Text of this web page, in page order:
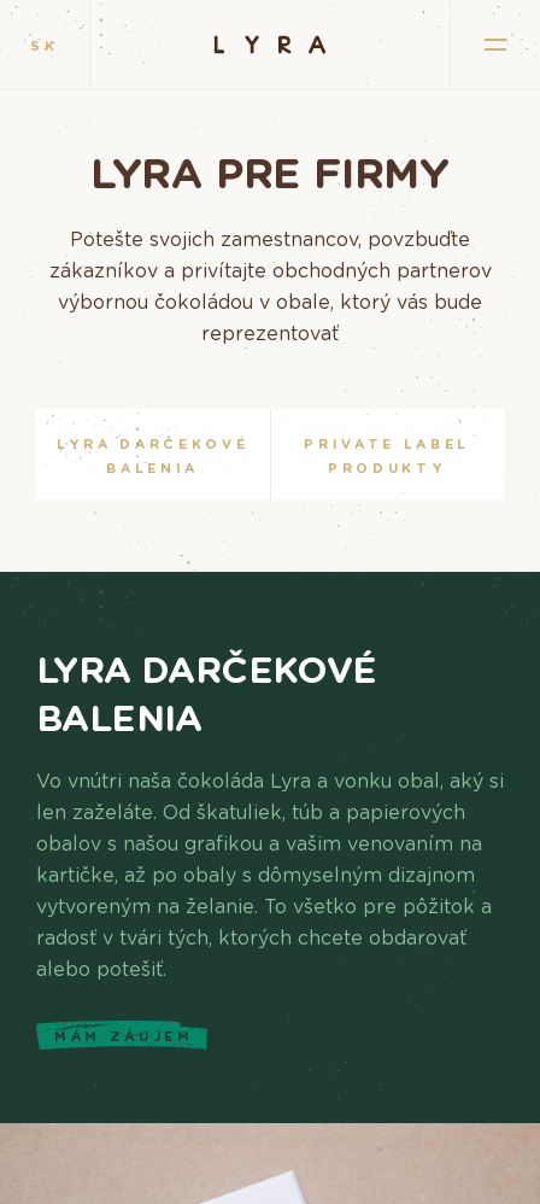
SK
LYRA PRE FIRMY
Potešte svojich zamestnancov, povzbuďte
zákazníkov a privítajte obchodných partnerov
výbornou čokoládou v obale, ktorý vás bude
reprezentovať
LYRA DARČEKOVÉ
BALENIA
PRIVATE LABEL
PRODUKTY
LYRA DARČEKOVÉ
BALENIA
Vo vnútri naša čokoláda Lyra a vonku obal, aký si
len zaželáte. Od škatuliek, túb a papierových
obalov s našou grafikou a vašim venovaním na
kartičke, až po obaly s dômyselným dizajnom
vytvoreným na želanie. To všetko pre pôžitok a
radosť v tvári tých, ktorých chcete obdarovať
alebo potešiť.
MÁM ZÁUJEM